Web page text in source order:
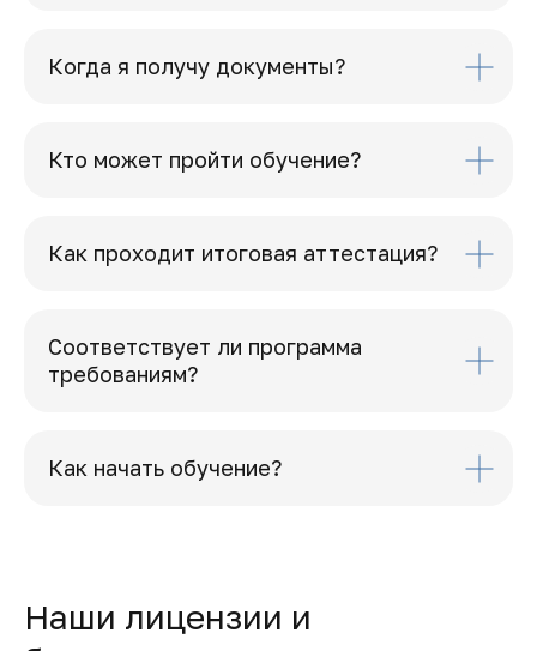
Когда я получу документы?
Кто может пройти обучение?
Как проходит итоговая аттестация?
Соответствует ли программа
требованиям?
Как начать обучение?
Наши лицензии и